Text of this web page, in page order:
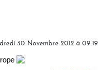
30 Novembre 2012 à 09:19